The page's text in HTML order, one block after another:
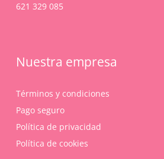
621 329 085
Nuestra empresa
Términos y condiciones
Pago seguro
Política de privacidad
Política de cookies